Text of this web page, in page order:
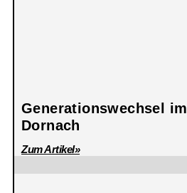
Generationswechsel
Dornach
Zum Artikel»